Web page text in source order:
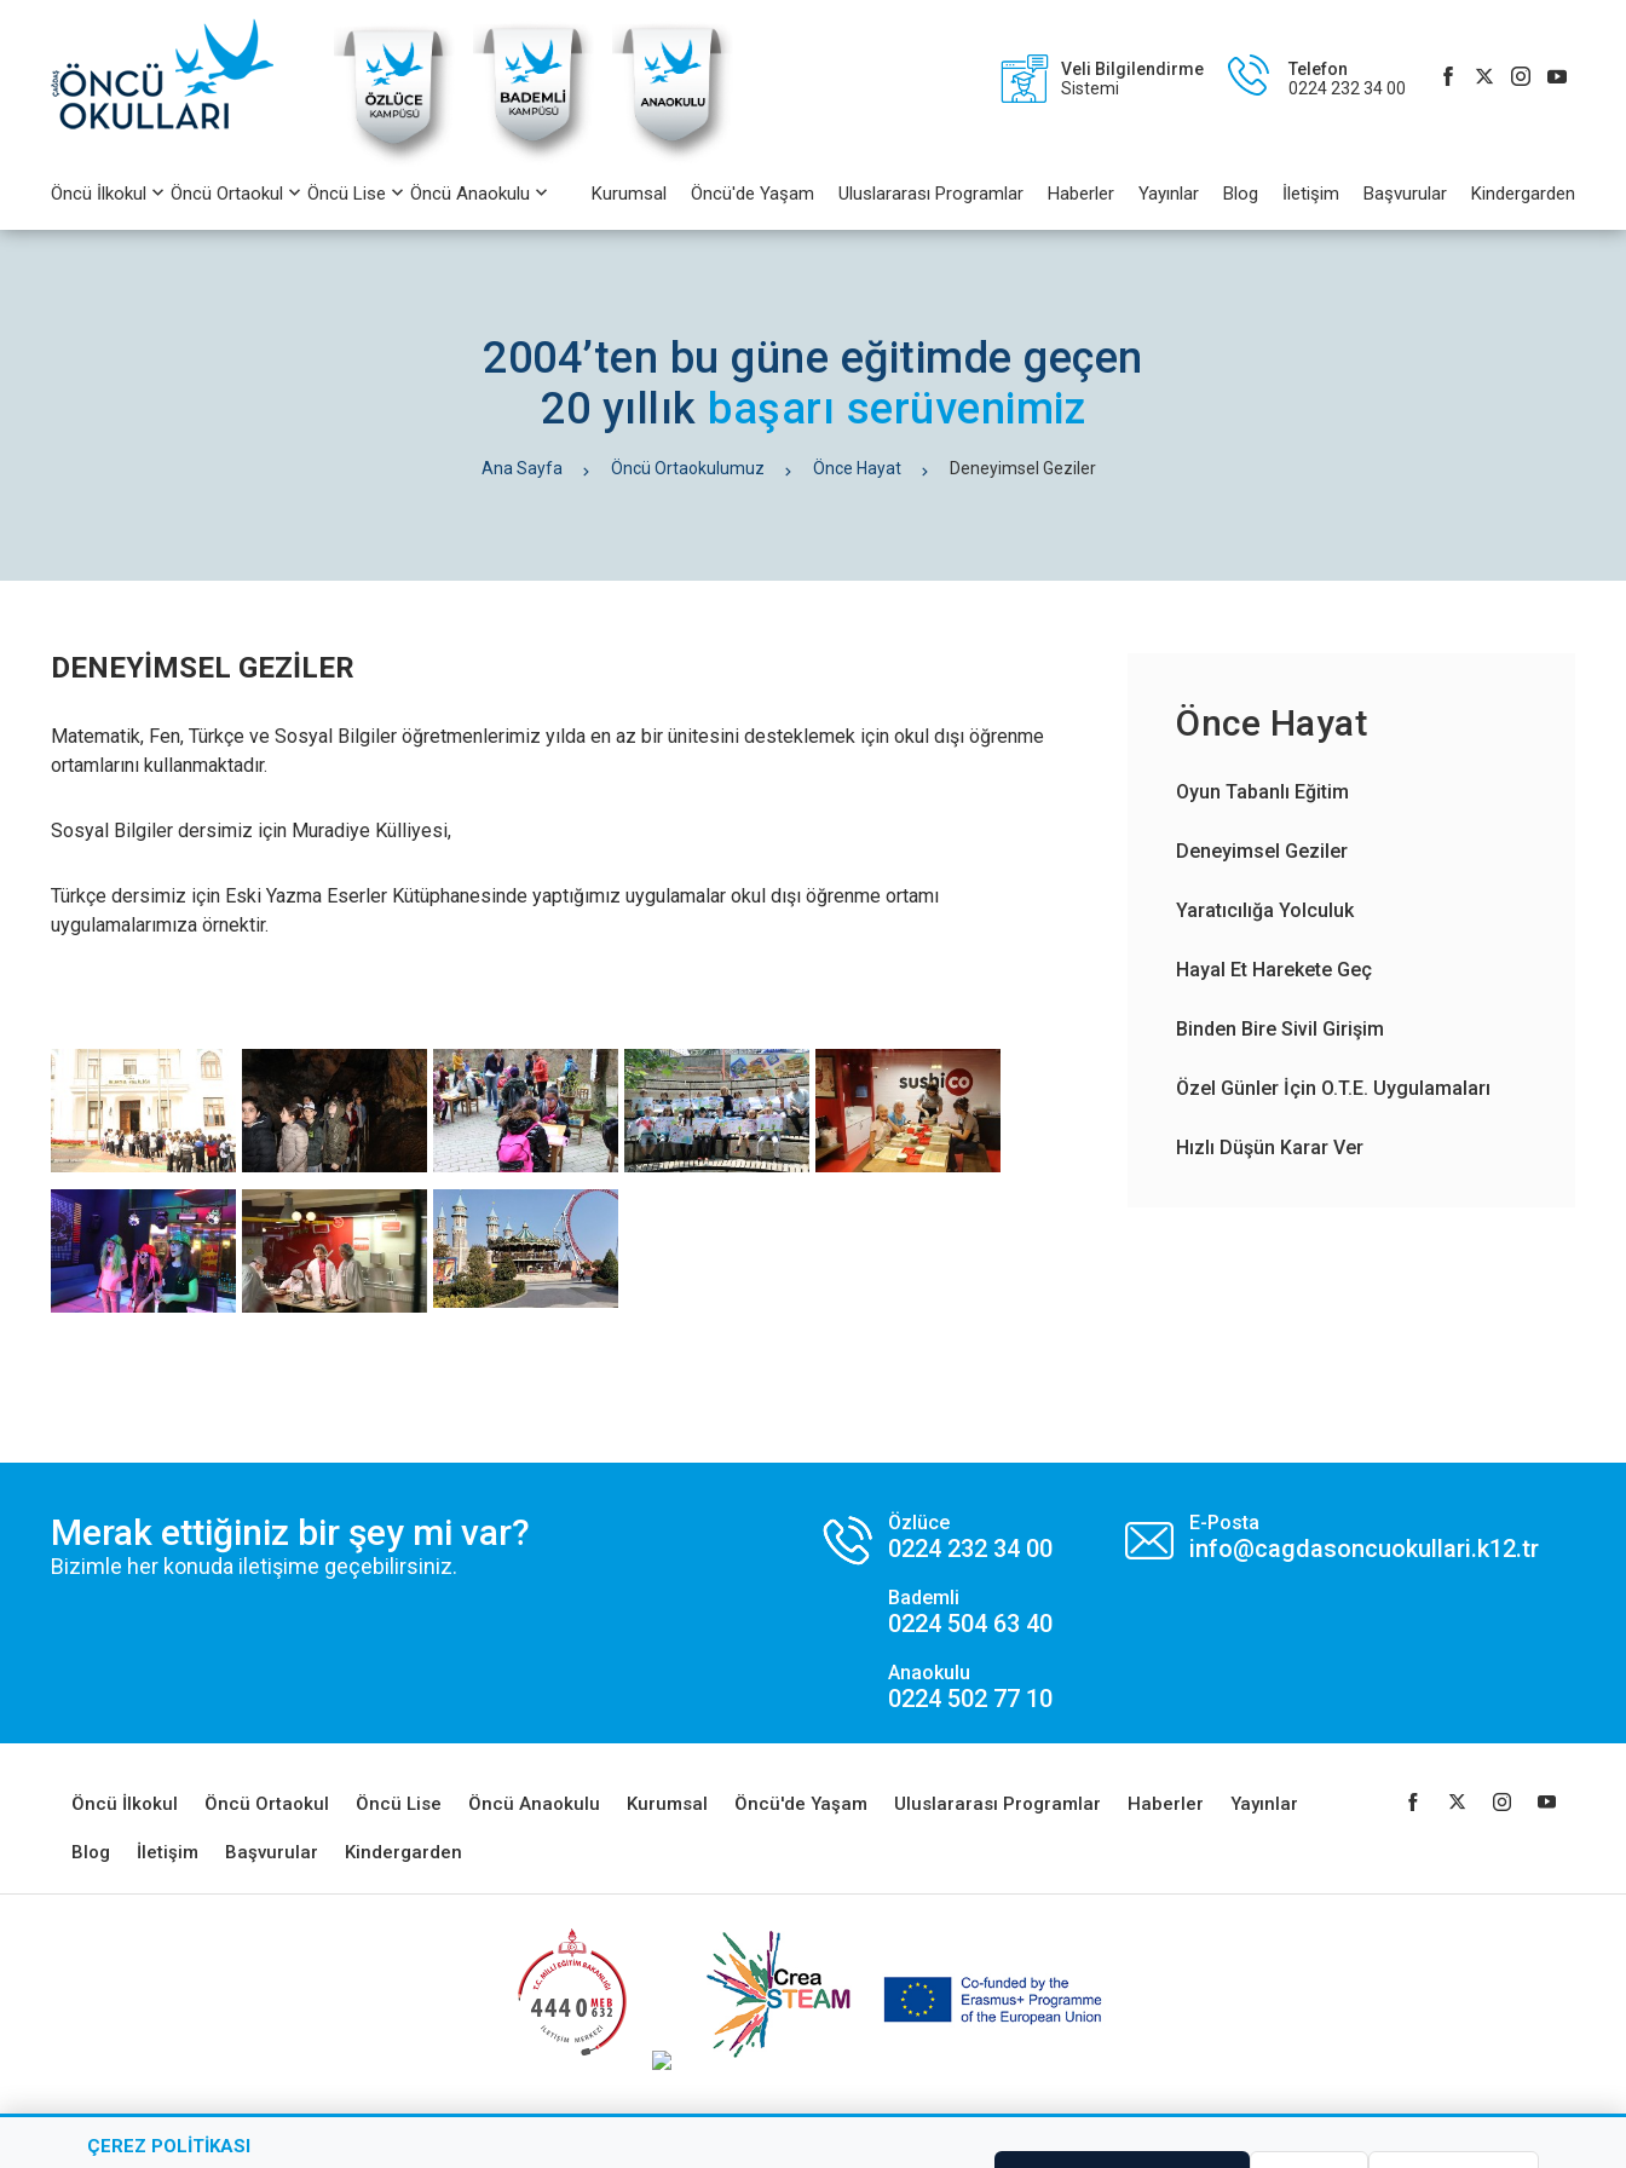
Veli Bilgilendirme
Sistemi
Telefon
0224 232 34 00
Öncü İlkokul Öncü Ortaokul Öncü Lise Öncü Anaokulu Kurumsal Öncü'de Yaşam Uluslararası Programlar Haberler Yayınlar Blog İletişim Başvurular Kindergarden
2004’ten bu güne eğitimde geçen
20 yıllık başarı serüvenimiz
Ana Sayfa Öncü Ortaokulumuz Önce Hayat Deneyimsel Geziler
DENEYİMSEL GEZİLER
Matematik, Fen, Türkçe ve Sosyal Bilgiler öğretmenlerimiz yılda en az bir ünitesini desteklemek için okul dışı öğrenme
ortamlarını kullanmaktadır.
Sosyal Bilgiler dersimiz için Muradiye Külliyesi,
Türkçe dersimiz için Eski Yazma Eserler Kütüphanesinde yaptığımız uygulamalar okul dışı öğrenme ortamı
uygulamalarımıza örnektir.
Önce Hayat
Oyun Tabanlı Eğitim
Deneyimsel Geziler
Yaratıcılığa Yolculuk
Hayal Et Harekete Geç
Binden Bire Sivil Girişim
Özel Günler İçin O.T.E. Uygulamaları
Hızlı Düşün Karar Ver
Merak ettiğiniz bir şey mi var?
Bizimle her konuda iletişime geçebilirsiniz.
Özlüce
0224 232 34 00
Bademli
0224 504 63 40
Anaokulu
0224 502 77 10
E-Posta
info@cagdasoncuokullari.k12.tr
Öncü İlkokul Öncü Ortaokul Öncü Lise Öncü Anaokulu Kurumsal Öncü'de Yaşam Uluslararası Programlar Haberler Yayınlar
Blog İletişim Başvurular Kindergarden
ÇEREZ POLITIKASI
Performans ve Analiz Çerezleri
Sitemizi kaç kişinin ziyaret ettiğini anlamamıza, sayfaların performanslarını analiz etmemize
ve kullanıcı deneyimini iyileştirmemize yardımcı olur.
Pazarlama ve Hedefleme Çerezleri
İlgi alanlarınıza göre kişiselleştirilmiş duyuru, etkinlik reklamları ve içerikler sunmak amacıyla iş
ortaklarımız tarafından kullanılan çerezlerdir.